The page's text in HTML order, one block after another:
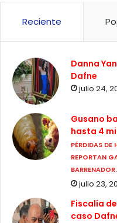
Reciente
Danna
Dafne
julio 24,
Gusano
hasta 4
PÉRDIDAS DE
REPORTAN
BARRENADOR.
julio 23,
Fiscalía
caso